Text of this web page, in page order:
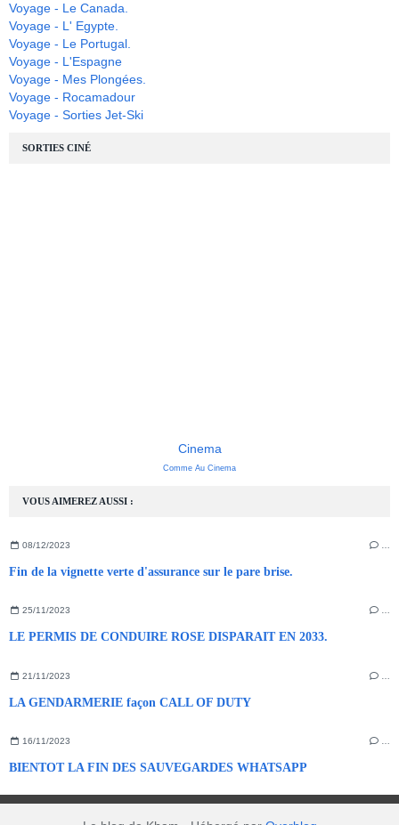
VOUS AIMEREZ AUSSI :
08/12/2023
Fin de la vignette verte d'assurance sur le pare brise.
25/11/2023
LE PERMIS DE CONDUIRE ROSE DISPARAIT EN 2033.
21/11/2023
LA GENDARMERIE façon CALL OF DUTY
16/11/2023 …
BIENTOT LA FIN DES SAUVEGARDES WHATSAPP
Voyage - Le Canada.
Voyage - L' Egypte.
Voyage - Le Portugal.
Voyage - L'Espagne
Voyage - Mes Plongées.
Voyage - Rocamadour
Voyage - Sorties Jet-Ski
SORTIES CINÉ
Cinema
Comme Au Cinema